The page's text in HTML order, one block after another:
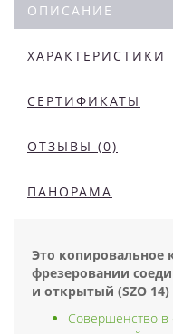
ОПИСАНИЕ
ХАРАКТЕРИСТИКИ
СЕРТИФИКАТЫ
ОТЗЫВЫ (0)
ПАНОРАМА
Это копировальное
фрезеровании
и открытый (SZO
Совершенство в